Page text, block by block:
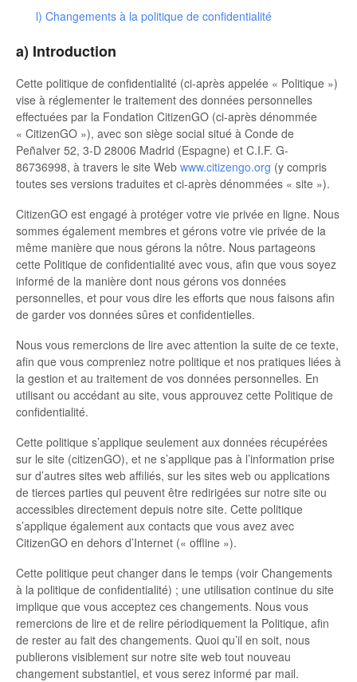
🇭🇺 HU
🇵🇱 PL
🇸🇰 SK
l) Changements à la politique de confidentialité
a) Introduction
Cette politique de confidentialité (ci-après appelée « Politique »)
vise à réglementer le traitement des données personnelles
effectuées par la Fondation CitizenGO (ci-après dénommée
« CitizenGO »), avec son siège social situé à Conde de
Peñalver 52, 3-D 28006 Madrid (Espagne) et C.I.F. G-
86736998, à travers le site Web www.citizengo.org (y compris
toutes ses versions traduites et ci-après dénommées « site »).
CitizenGO est engagé à protéger votre vie privée en ligne. Nous
sommes également membres et gérons votre vie privée de la
même manière que nous gérons la nôtre. Nous partageons
cette Politique de confidentialité avec vous, afin que vous soyez
informé de la manière dont nous gérons vos données
personnelles, et pour vous dire les efforts que nous faisons afin
de garder vos données sûres et confidentielles.
Nous vous remercions de lire avec attention la suite de ce texte,
afin que vous compreniez notre politique et nos pratiques liées à
la gestion et au traitement de vos données personnelles. En
utilisant ou accédant au site, vous approuvez cette Politique de
confidentialité.
Cette politique s’applique seulement aux données récupérées
sur le site (citizenGO), et ne s’applique pas à l’information prise
sur d’autres sites web affiliés, sur les sites web ou applications
de tierces parties qui peuvent être redirigées sur notre site ou
accessibles directement depuis notre site. Cette politique
s’applique également aux contacts que vous avez avec
CitizenGO en dehors d’Internet (« offline »).
Cette politique peut changer dans le temps (voir Changements
à la politique de confidentialité) ; une utilisation continue du site
implique que vous acceptez ces changements. Nous vous
remercions de lire et de relire périodiquement la Politique, afin
de rester au fait des changements. Quoi qu’il en soit, nous
publierons visiblement sur notre site web tout nouveau
changement substantiel, et vous serez informé par mail.